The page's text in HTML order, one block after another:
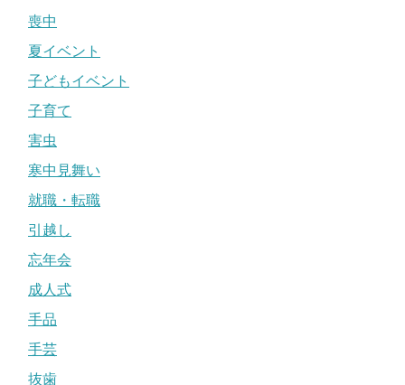
喪中
夏イベント
子どもイベント
子育て
害虫
寒中見舞い
就職・転職
引越し
忘年会
成人式
手品
手芸
抜歯